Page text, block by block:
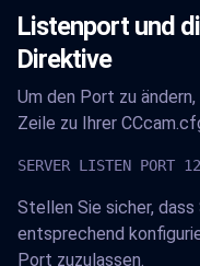
Listenport und
Direktive
Um den Port zu
Zeile zu Ihrer
SERVER LISTEN PORT
Stellen Sie sicher,
entsprechend
Port zuzulassen.